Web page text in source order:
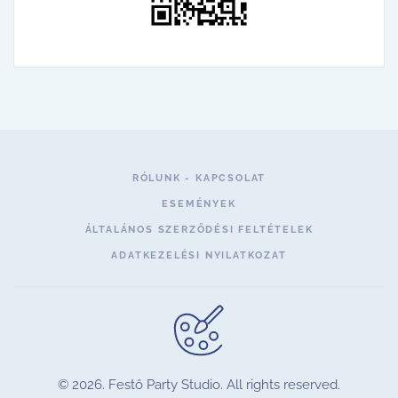
RÓLUNK - KAPCSOLAT
ESEMÉNYEK
ÁLTALÁNOS SZERZŐDÉSI FELTÉTELEK
ADATKEZELÉSI NYILATKOZAT
© 2026. Festő Party Studio. All rights reserved.